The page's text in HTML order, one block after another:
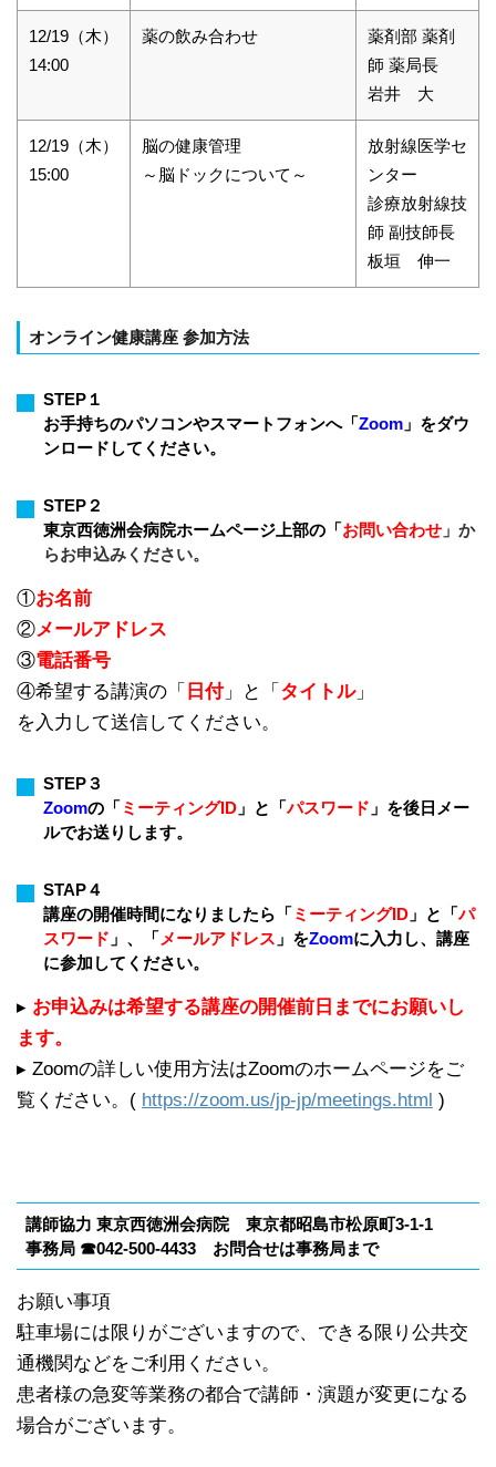
12/19（木）
14:00
薬の飲み合わせ
薬剤部 薬剤
師 薬局長
岩井 大
12/19（木）
15:00
脳の健康管理
～脳ドックについて～
放射線医学セ
ンター
診療放射線技
師 副技師長
板垣 伸一
オンライン健康講座 参加方法
STEP１
お手持ちのパソコンやスマートフォンへ「Zoom 」をダウ
ンロードしてください。
STEP２
東京西徳洲会病院ホームページ上部の「お問い合わせ 」か
らお申込みください。
①お名前
②メールアドレス
③電話番号
④希望する講演の「 日付」と「 タイトル」
を入力して送信してください。
STEP３
Zoomの「 ミーティングID 」と「パスワード 」を後日メー
ルでお送りします。
STAP４
講座の開催時間になりましたら「 ミーティングID 」と「パ
スワード 」、「メールアドレス 」をZoomに入力し、講座
に参加してください。
▸ お申込みは希望する講座の開催前日までにお願いし
ます。
▸ Zoomの詳しい使用方法はZoomのホームページをご
覧ください。( https://zoom.us/jp-jp/meetings.html )
講師協力 東京西徳洲会病院 東京都昭島市松原町3-1-1
事務局 ☎042-500-4433 お問合せは事務局まで
お願い事項
駐車場には限りがございますので、できる限り公共交
通機関などをご利用ください。
患者様の急変等業務の都合で講師・演題が変更になる
場合がございます。